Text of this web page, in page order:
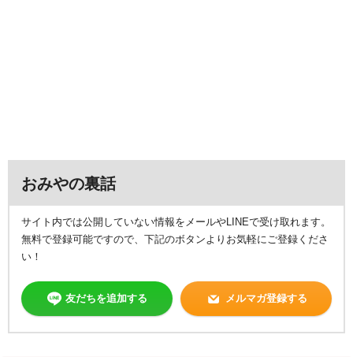
おみやの裏話
サイト内では公開していない情報をメールやLINEで受け取れます。
無料で登録可能ですので、下記のボタンよりお気軽にご登録くださ
い！
友だちを追加する メルマガ登録する